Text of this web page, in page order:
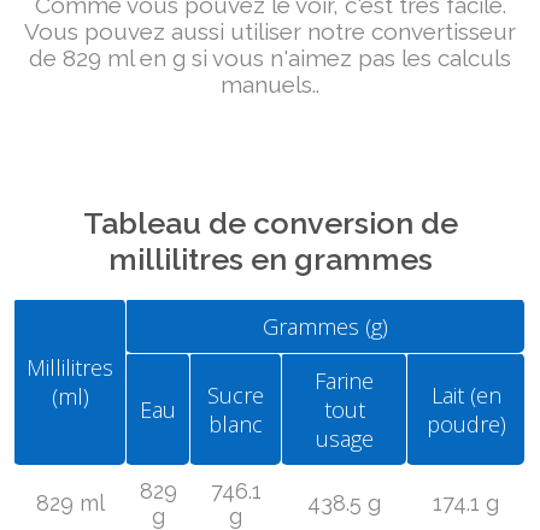
Vous pouvez aussi utiliser notre convertisseur
de 829 ml en g si vous n'aimez pas les calculs
manuels..
Tableau de conversion de
millilitres en grammes
Millilitres
(ml)
Grammes (g)
Eau
Sucre
blanc
Farine
tout
usage
Lait (en
poudre)
829 ml
829
g
746.1
g
438.5 g 174.1 g